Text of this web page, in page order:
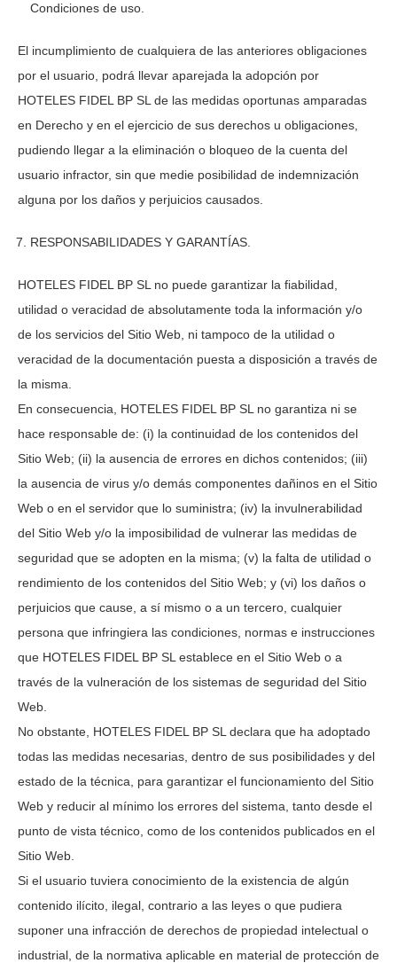
Condiciones de uso.
El incumplimiento de cualquiera de las anteriores obligaciones
por el usuario, podrá llevar aparejada la adopción por
HOTELES FIDEL BP SL de las medidas oportunas amparadas
en Derecho y en el ejercicio de sus derechos u obligaciones,
pudiendo llegar a la eliminación o bloqueo de la cuenta del
usuario infractor, sin que medie posibilidad de indemnización
alguna por los daños y perjuicios causados.
RESPONSABILIDADES Y GARANTÍAS.
HOTELES FIDEL BP SL no puede garantizar la fiabilidad,
utilidad o veracidad de absolutamente toda la información y/o
de los servicios del Sitio Web, ni tampoco de la utilidad o
veracidad de la documentación puesta a disposición a través de
la misma.
En consecuencia, HOTELES FIDEL BP SL no garantiza ni se
hace responsable de: (i) la continuidad de los contenidos del
Sitio Web; (ii) la ausencia de errores en dichos contenidos; (iii)
la ausencia de virus y/o demás componentes dañinos en el Sitio
Web o en el servidor que lo suministra; (iv) la invulnerabilidad
del Sitio Web y/o la imposibilidad de vulnerar las medidas de
seguridad que se adopten en la misma; (v) la falta de utilidad o
rendimiento de los contenidos del Sitio Web; y (vi) los daños o
perjuicios que cause, a sí mismo o a un tercero, cualquier
persona que infringiera las condiciones, normas e instrucciones
que HOTELES FIDEL BP SL establece en el Sitio Web o a
través de la vulneración de los sistemas de seguridad del Sitio
Web.
No obstante, HOTELES FIDEL BP SL declara que ha adoptado
todas las medidas necesarias, dentro de sus posibilidades y del
estado de la técnica, para garantizar el funcionamiento del Sitio
Web y reducir al mínimo los errores del sistema, tanto desde el
punto de vista técnico, como de los contenidos publicados en el
Sitio Web.
Si el usuario tuviera conocimiento de la existencia de algún
contenido ilícito, ilegal, contrario a las leyes o que pudiera
suponer una infracción de derechos de propiedad intelectual o
industrial, de la normativa aplicable en material de protección de